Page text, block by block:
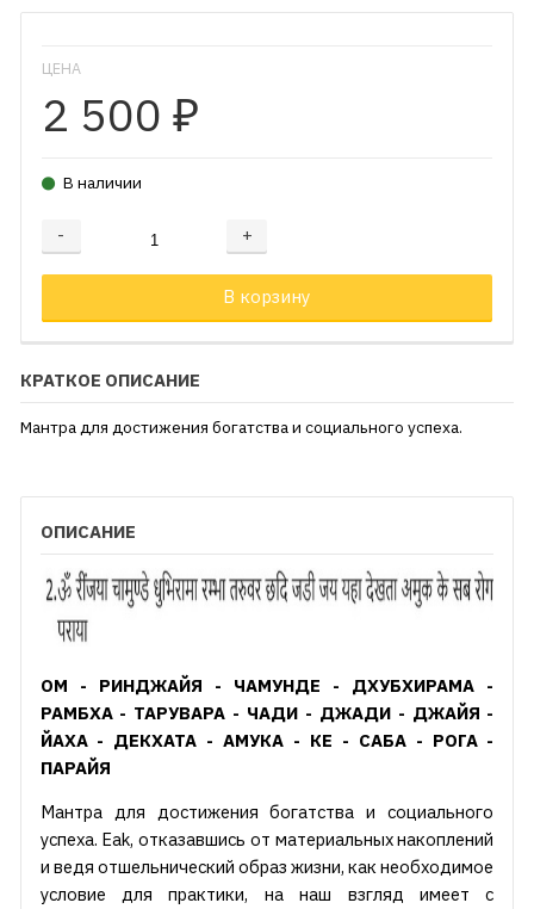
ЦЕНА
2 500 ₽
В наличии
- +
Добавляется...
В корзину
Добавлен
КРАТКОЕ ОПИСАНИЕ
Мантра для достижения богатства и социального успеха.
ОПИСАНИЕ
ОМ - РИНДЖАЙЯ - ЧАМУНДЕ - ДХУБХИРАМА -
РАМБХА - ТАРУВАРА - ЧАДИ - ДЖАДИ - ДЖАЙЯ -
ЙАХА - ДЕКХАТА - АМУКА - КЕ - САБА - РОГА -
ПАРАЙЯ
Мантра для достижения богатства и социального
успеха. Eak, отказавшись от материальных накоплений
и ведя отшельнический образ жизни, как необходимое
условие для практики, на наш взгляд имеет с